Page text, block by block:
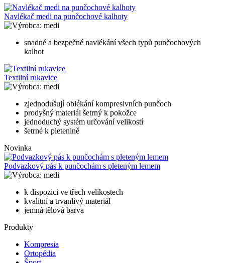
Navlékač medi na punčochové kalhoty
medi
snadné a bezpečné navlékání všech typů punčochových
kalhot
Textilní rukavice
medi
zjednodušují oblékání kompresivních punčoch
prodyšný materiál šetrný k pokožce
jednoduchý systém určování velikostí
šetrné k pletenině
Novinka
Podvazkový pás k punčochám s pleteným lemem
medi
k dispozici ve třech velikostech
kvalitní a trvanlivý materiál
jemná tělová barva
Produkty
Kompresia
Ortopédia